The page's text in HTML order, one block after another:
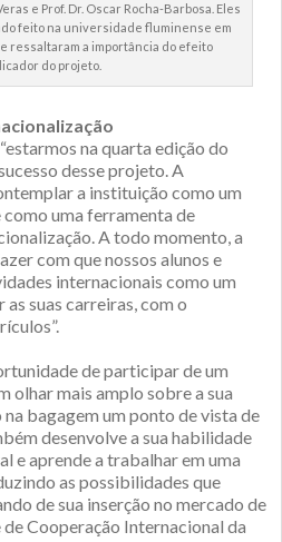
e Prof. Dr. Oscar Rocha-Barbosa. Eles
feito na universidade fluminense em
ressaltaram a importância do efeito
do projeto.
na quarta edição do
desse projeto. A
a instituição como um
uma ferramenta de
A todo momento, a
com que nossos alunos e
internacionais como um
suas carreiras, com o
de participar de um
olhar mais amplo sobre a sua
bagagem um ponto de vista de
desenvolve a sua habilidade
e aprende a trabalhar em uma
as possibilidades que
de sua inserção no mercado de
Cooperação Internacional da